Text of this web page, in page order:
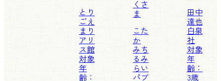
とり
ごえ
まり
アリ
ス館
対象
年
齢：
くさ
ま
こた
か
みち
るみ
らい
パブ
田中
達也
白泉
社
対象
年
齢：
3歳